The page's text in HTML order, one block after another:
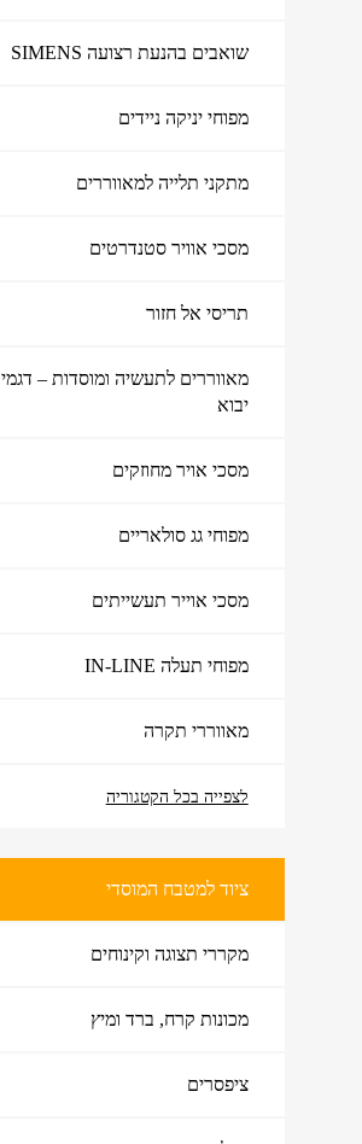
מוצרי איוורור ושאיבה
שואבים בהנעת רצועה SIMENS
מפוחי יניקה ניידים
מתקני תלייה למאווררים
מסכי אוויר סטנדרטים
תריסי אל חזור
מאווררים לתעשיה ומוסדות – דגמי
יבוא
מסכי אויר מחוזקים
מפוחי גג סולאריים
מסכי אוייר תעשייתים
מפוחי תעלה IN-LINE
מאווררי תקרה
לצפייה בכל הקטגוריה
ציוד למטבח המוסדי
מקררי תצוגה וקינוחים
מכונות קרח, ברד ומיץ
ציפסרים